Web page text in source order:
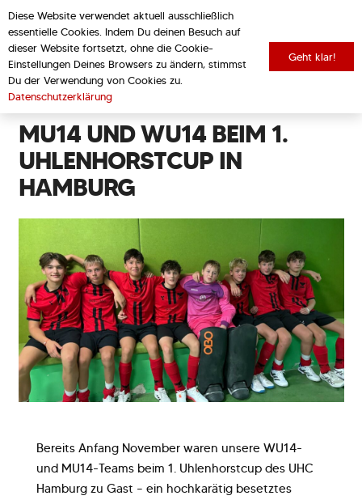
MU14 UND WU14 BEIM 1.
UHLENHORSTCUP IN
HAMBURG
zurück zur Übersicht
Bereits Anfang November waren unsere WU14-
und MU14-Teams beim 1. Uhlenhorstcup des UHC
Hamburg zu Gast – ein hochkarätig besetztes
Diese Website verwendet aktuell ausschließlich
essentielle Cookies. Indem Du deinen Besuch auf
dieser Website fortsetzt, ohne die Cookie-
Einstellungen Deines Browsers zu ändern, stimmst
Du der Verwendung von Cookies zu.
Datenschutzerklärung
Geht klar!